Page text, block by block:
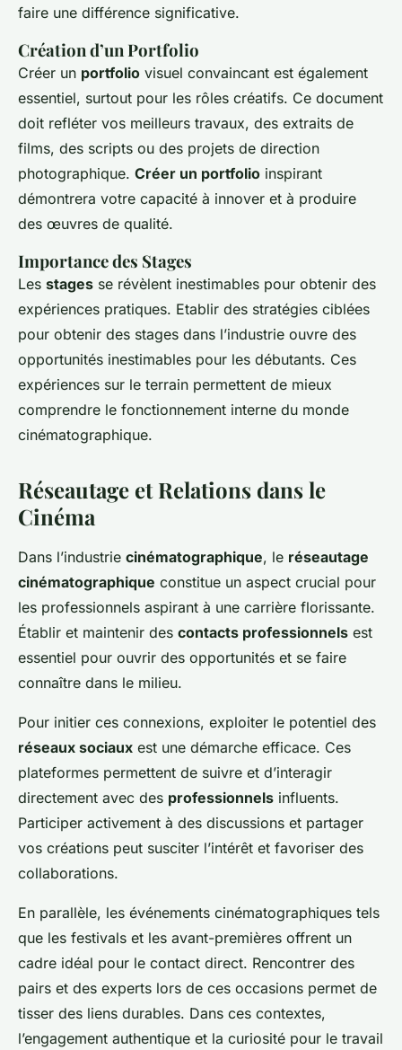
faire une différence significative.
Création d’un Portfolio
Créer un portfolio visuel convaincant est également
essentiel, surtout pour les rôles créatifs. Ce document
doit refléter vos meilleurs travaux, des extraits de
films, des scripts ou des projets de direction
photographique. Créer un portfolio inspirant
démontrera votre capacité à innover et à produire
des œuvres de qualité.
Importance des Stages
Les stages se révèlent inestimables pour obtenir des
expériences pratiques. Etablir des stratégies ciblées
pour obtenir des stages dans l’industrie ouvre des
opportunités inestimables pour les débutants. Ces
expériences sur le terrain permettent de mieux
comprendre le fonctionnement interne du monde
cinématographique.
Réseautage et Relations dans le
Cinéma
Dans l’industrie cinématographique, le réseautage
cinématographique constitue un aspect crucial pour
les professionnels aspirant à une carrière florissante.
Établir et maintenir des contacts professionnels est
essentiel pour ouvrir des opportunités et se faire
connaître dans le milieu.
Pour initier ces connexions, exploiter le potentiel des
réseaux sociaux est une démarche efficace. Ces
plateformes permettent de suivre et d’interagir
directement avec des professionnels influents.
Participer activement à des discussions et partager
vos créations peut susciter l’intérêt et favoriser des
collaborations.
En parallèle, les événements cinématographiques tels
que les festivals et les avant-premières offrent un
cadre idéal pour le contact direct. Rencontrer des
pairs et des experts lors de ces occasions permet de
tisser des liens durables. Dans ces contextes,
l’engagement authentique et la curiosité pour le travail